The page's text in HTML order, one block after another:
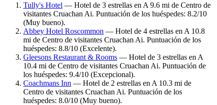
Tully's Hotel — Hotel de 3 estrellas en A 9.6 mi de Centro de
visitantes Cruachan Ai. Puntuación de los huéspedes: 8.2/10
(Muy bueno).
Abbey Hotel Roscommon — Hotel de 4 estrellas en A 10.8
mi de Centro de visitantes Cruachan Ai. Puntuación de los
huéspedes: 8.8/10 (Excelente).
Gleesons Restaurant & Rooms — Hotel de 3 estrellas en A
10.4 mi de Centro de visitantes Cruachan Ai. Puntuación de
los huéspedes: 9.4/10 (Excepcional).
Coachmans Inn — Hotel de 2 estrellas en A 10.3 mi de
Centro de visitantes Cruachan Ai. Puntuación de los
huéspedes: 8.0/10 (Muy bueno).